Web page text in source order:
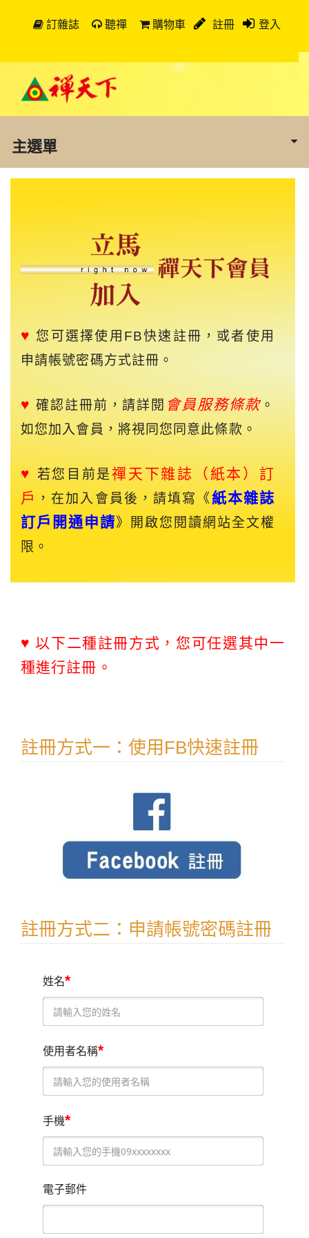
訂雜誌 聽禪 購物車 註冊 登入
主選單
♥ 您可選擇使用FB快速註冊，或者使用
申請帳號密碼方式註冊。
♥ 確認註冊前，請詳閱 會員服務條款。
如您加入會員，將視同您同意此條款。
♥ 若您目前是禪天下雜誌（紙本）訂
戶 ，在加入會員後，請填寫《紙本雜誌
訂戶開通申請》開啟您閱讀網站全文權
限。
♥ 以下二種註冊方式，您可任選其中一
種進行註冊。
註冊方式一：使用FB快速註冊
註冊方式二：申請帳號密碼註冊
姓名*
使用者名稱*
手機*
電子郵件